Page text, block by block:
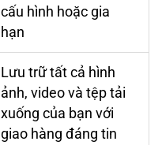
cấu hình hoặc gia
hạn
Lưu trữ tất cả hình
ảnh, video và tệp tải
xuống của bạn với
giao hàng đáng tin